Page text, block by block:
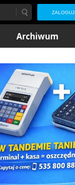
ZALOGUJ
Archiwum